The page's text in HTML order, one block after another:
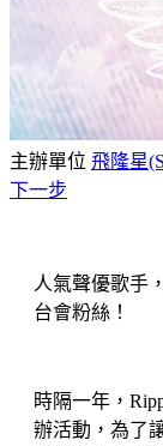
主辦單位 飛隆星
下一步
人氣聲優歌手
台會粉絲！
時隔一年，
辦活動，為了